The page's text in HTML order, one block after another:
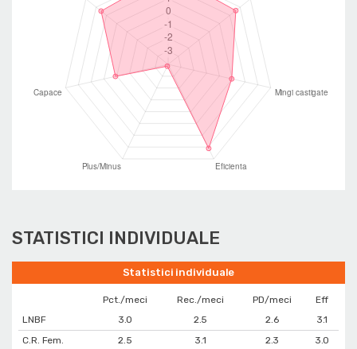
STATISTICI INDIVIDUALE
Statistici individuale
Pct./meci Rec./meci PD/meci
Eff
LNBF
3.0 2.5 2.6
3.1
C.R. Fem.
2.5 3.1 2.3 3.0